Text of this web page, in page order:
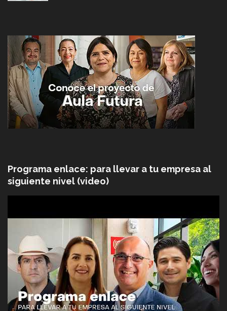
Programa enlace: para llevar a tu empresa al
siguiente nivel (video)